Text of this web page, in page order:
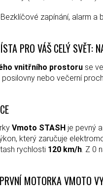
zapínání, alarm a
PRO VÁŠ CELÝ SVĚT:
vnitřního prostoru se
posilovny nebo večerní
Vmoto STASH je pevný
který zaručuje
rychlosti 120 km/h. Z 0
MOTORKA VMOTO